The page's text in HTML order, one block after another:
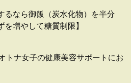
るなら御飯（炭水化物）を半分
を増やして糖質制限】
トナ女子の健康美容サポートにお